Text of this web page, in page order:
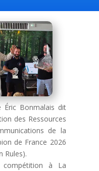
Éric Bonmalais dit
des Ressources
de la
de France 2026
Rules).
à La